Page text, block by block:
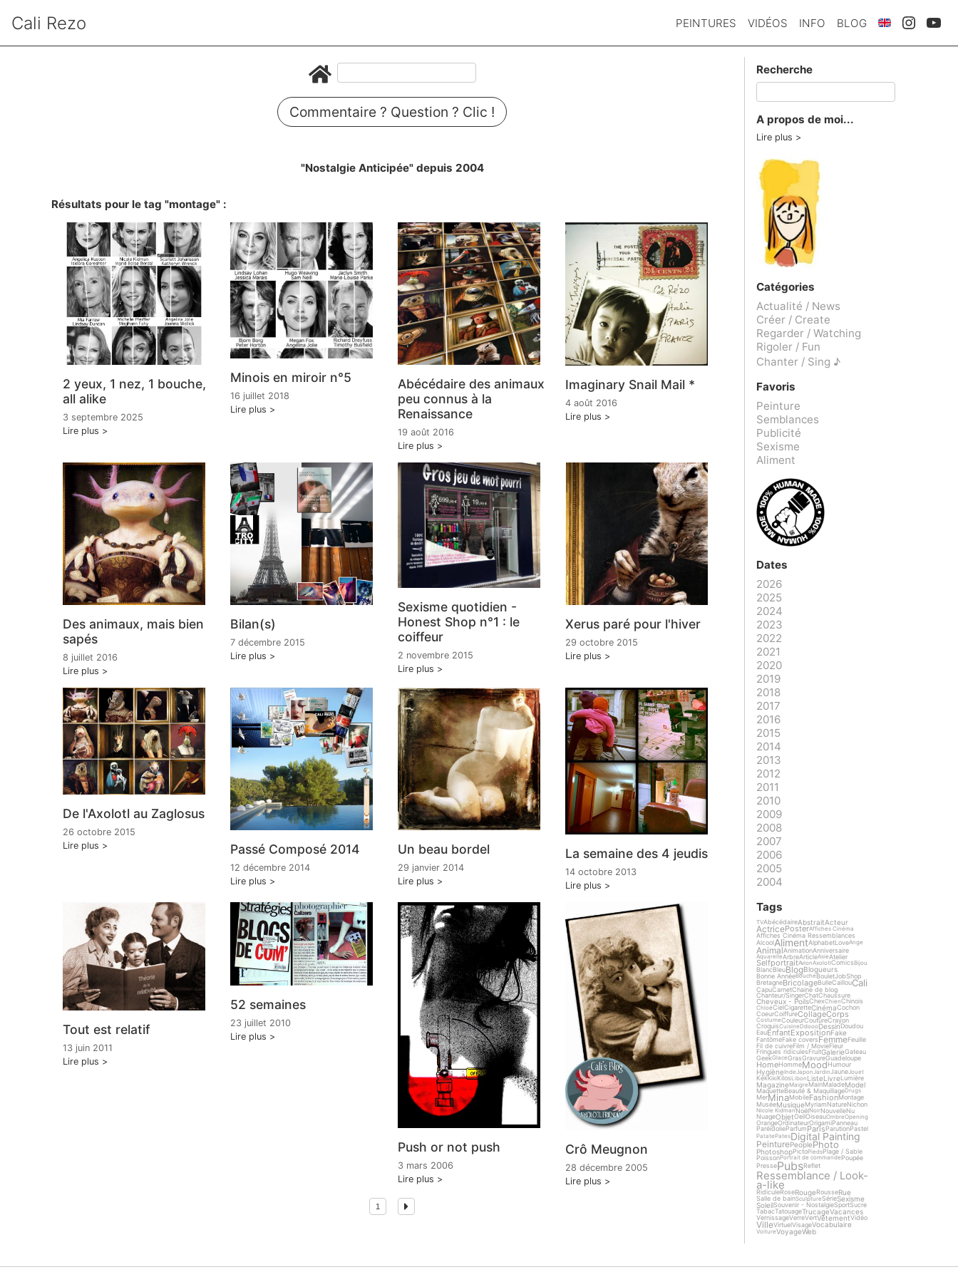
Cali Rezo PEINTURES VIDÉOS INFO BLOG
Commentaire ? Question ? Clic !
"Nostalgie Anticipée" depuis 2004
Résultats pour le tag "montage" :
2 yeux, 1 nez, 1 bouche,
all alike
3 septembre 2025
Lire plus
Minois en miroir n°5
16 juillet 2018
Lire plus
Abécédaire des animaux
peu connus à la
Renaissance
19 août 2016
Lire plus
Imaginary Snail Mail *
4 août 2016
Lire plus
Des animaux, mais bien
sapés
8 juillet 2016
Lire plus
Bilan(s)
7 décembre 2015
Lire plus
Sexisme quotidien -
Honest Shop n°1 : le
coiffeur
2 novembre 2015
Lire plus
Xerus paré pour l'hiver
29 octobre 2015
Lire plus
De l'Axolotl au Zaglosus
26 octobre 2015
Lire plus
Passé Composé 2014
12 décembre 2014
Lire plus
Un beau bordel
29 janvier 2014
Lire plus
La semaine des 4 jeudis
14 octobre 2013
Lire plus
Tout est relatif
13 juin 2011
Lire plus
52 semaines
23 juillet 2010
Lire plus
Push or not push
3 mars 2006
Lire plus
Crô Meugnon
28 décembre 2005
Lire plus
1
Recherche
A propos de moi...
Lire plus
Catégories
Actualité / News
Créer / Create
Regarder / Watching
Rigoler / Fun
Chanter / Sing ♪
Favoris
Peinture
Semblances
Publicité
Sexisme
Aliment
Dates
2026
2025
2024
2023
2022
2021
2020
2019
2018
2017
2016
2015
2014
2013
2012
2011
2010
2009
2008
2007
2006
2005
2004
Tags
TVAbécédaireAbstraitActeur
ActricePosterAffiches Cinéma
Affiches Cinéma Ressemblances
AlcoolAlimentAlphabetLoveAnge
AnimalAnimationAnniversaire
AquarelleArbreArticleAsieAtelier
SelfportraitAvionAxolotlComicsBijou
BlancBleuBlogBlogueurs
Bonne AnnéeBoucheBouletJobShop
BretagneBricolageBulleCaillouCali
CapuCarnetChaine de blog
Chanteur/SingerChatChaussure
Cheveux - PoilsChexChienChinois
ChloéCielCigaretteCinémaCochon
CoeurCoiffureCollageCorps
CostumeCouleurCoutureCrayon
CroquisCuisineDdoooDessinDoudou
EauEnfantExpositionFake
FantômeFake coversFemmeFeuille
Fil de cuivreFilm / MovieFleur
Fringues ridiculesFruitGalerieGateau
GeekGlaceGrasGravureGuadeloupe
HomeHommeMoodHumour
HygièneInde Japon JardinJaune Jouet
KekKikiKilosLibon ListeLivreLumière
MagazineMaigre MainMaladeModel
MaquetteBeauté & MaquillageDrugs
MerMinaMobileFashionMontage
MuséeMusiqueMyriamNatureNichon
Nicole KidmanNoëlNoirNouvelleNu
NuageObjetOeilOiseauOmbreOpening
OrangeOrdinateurOrigamiPanneau
ParéidolieParfumParisParutionPastel
PatatePatesDigital Painting
PeinturePeoplePhoto
PhotoshopPictoPiedsPlage / Sable
PoissonPortrait de commande Poupée
PressePubsReflet
Ressemblance / Look-
a-like
RidiculeRoseRougeRousseRue
Salle de bainSculptureSérieSexisme
SoleilSouvenir - NostalgieSportSucre
TabacTatouageTrucageVacances
VernissageVerreVertVêtementVidéo
VilleVirtuelVisageVocabulaire
VoitureVoyageWeb